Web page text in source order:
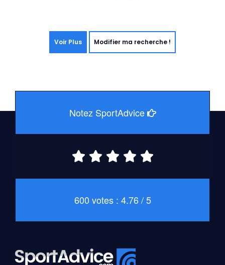
Voir Plus Modifier ma recherche !
Notez SportAdvice
600 votes : 4.76 / 5